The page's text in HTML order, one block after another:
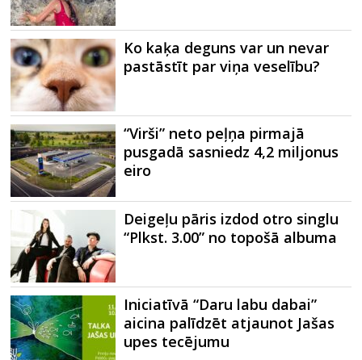
Ko kaķa deguns var un nevar
pastāstīt par viņa veselību?
“Virši” neto peļņa pirmajā
pusgadā sasniedz 4,2 miljonus
eiro
Deigeļu pāris izdod otro singlu
“Plkst. 3.00” no topošā albuma
Iniciatīvā “Daru labu dabai”
aicina palīdzēt atjaunot Jašas
upes tecējumu